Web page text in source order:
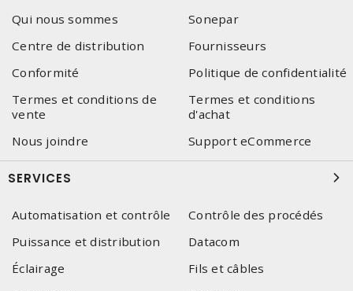
Qui nous sommes
Sonepar
Centre de distribution
Fournisseurs
Conformité
Politique de confidentialité
Termes et conditions de
vente
Termes et conditions
d'achat
Nous joindre
Support eCommerce
SERVICES
Automatisation et contrôle
Contrôle des procédés
Puissance et distribution
Datacom
Éclairage
Fils et câbles